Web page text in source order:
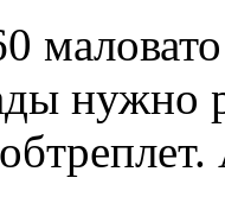
нужно